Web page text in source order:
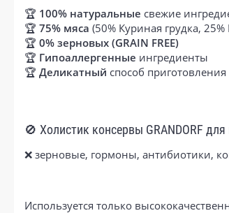
🏆 100% натуральные свежие
🏆 75% мяса (50% Куриная грудка, 25%
🏆 0% зерновых (GRAIN FREE)
🏆 Гипоаллергенные ингредиенты
🏆 Деликатный способ приготовления
🚫 Холистик консервы GRANDORF
❌ зерновые, гормоны, антибиотики,
Используется только